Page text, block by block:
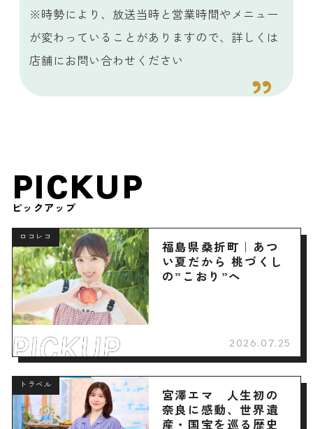
※時勢により、放送当時と営業時間やメニュー
が変わっていることがありますので、詳しくは
店舗にお問い合わせください
PICKUP
ピックアップ
ロコレコ
福島県桑折町｜あつ
い夏だから 桃づくし
の”こおり”へ
2026.07.25
トラベル
宮澤エマ 人生初の
奈良に感動、世界遺
産・国宝を巡る歴史